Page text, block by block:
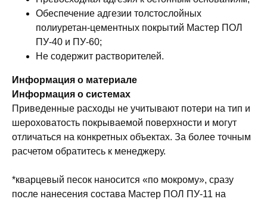
Обеспечение адгезии толстослойных
полиуретан-цементных покрытий Мастер ПОЛ
ПУ-40 и ПУ-60;
Не содержит растворителей.
Информация о материале
Информация о системах
Приведенные расходы не учитывают потери на тип и
шероховатость покрываемой поверхности и могут
отличаться на конкретных объектах. За более точным
расчетом обратитесь к менеджеру.
*кварцевый песок наносится «по мокрому», сразу
после нанесения состава Мастер ПОЛ ПУ-11 на